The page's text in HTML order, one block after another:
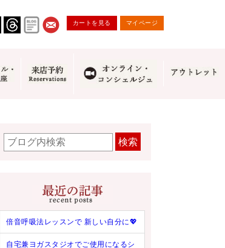
カートを見る マイページ
検索
倍音呼吸法レッスンで 新しい自分に💖
自宅兼ヨガスタジオでご使用になるシ